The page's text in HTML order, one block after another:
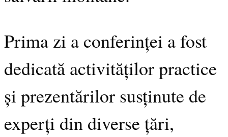
Prima zi a conferinței a fost
dedicată activităților practice
și prezentărilor susținute de
experți din diverse țări,